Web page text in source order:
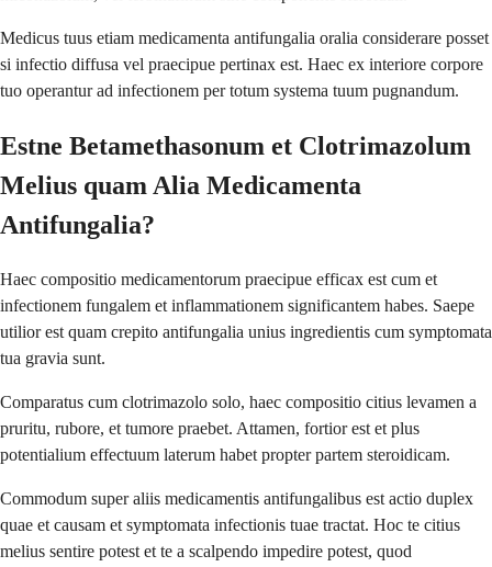
Medicus tuus etiam medicamenta antifungalia oralia considerare posset
si infectio diffusa vel praecipue pertinax est. Haec ex interiore corpore
tuo operantur ad infectionem per totum systema tuum pugnandum.
Estne Betamethasonum et Clotrimazolum
Melius quam Alia Medicamenta
Antifungalia?
Haec compositio medicamentorum praecipue efficax est cum et
infectionem fungalem et inflammationem significantem habes. Saepe
utilior est quam crepito antifungalia unius ingredientis cum symptomata
tua gravia sunt.
Comparatus cum clotrimazolo solo, haec compositio citius levamen a
pruritu, rubore, et tumore praebet. Attamen, fortior est et plus
potentialium effectuum laterum habet propter partem steroidicam.
Commodum super aliis medicamentis antifungalibus est actio duplex
quae et causam et symptomata infectionis tuae tractat. Hoc te citius
melius sentire potest et te a scalpendo impedire potest, quod